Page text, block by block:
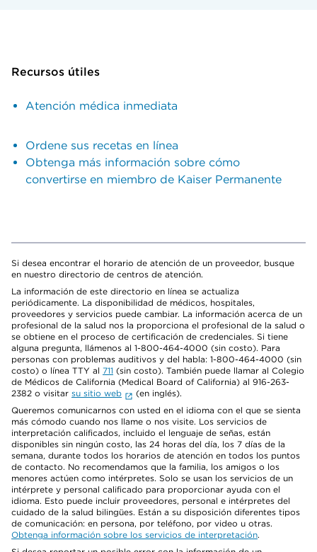
Recursos útiles
Atención médica inmediata
Ordene sus recetas en línea
Obtenga más información sobre cómo
convertirse en miembro de Kaiser Permanente
Si desea encontrar el horario de atención de un proveedor, busque
en nuestro directorio de centros de atención.
La información de este directorio en línea se actualiza
periódicamente. La disponibilidad de médicos, hospitales,
proveedores y servicios puede cambiar. La información acerca de un
profesional de la salud nos la proporciona el profesional de la salud o
se obtiene en el proceso de certificación de credenciales. Si tiene
alguna pregunta, llámenos al 1-800-464-4000 (sin costo). Para
personas con problemas auditivos y del habla: 1-800-464-4000 (sin
costo) o línea TTY al 711 (sin costo). También puede llamar al Colegio
de Médicos de California (Medical Board of California) al 916-263-
2382 o visitar su sitio web
(en inglés).
Queremos comunicarnos con usted en el idioma con el que se sienta
más cómodo cuando nos llame o nos visite. Los servicios de
interpretación calificados, incluido el lenguaje de señas, están
disponibles sin ningún costo, las 24 horas del día, los 7 días de la
semana, durante todos los horarios de atención en todos los puntos
de contacto. No recomendamos que la familia, los amigos o los
menores actúen como intérpretes. Solo se usan los servicios de un
intérprete y personal calificado para proporcionar ayuda con el
idioma. Esto puede incluir proveedores, personal e intérpretes del
cuidado de la salud bilingües. Están a su disposición diferentes tipos
de comunicación: en persona, por teléfono, por video u otras.
Obtenga información sobre los servicios de interpretación.